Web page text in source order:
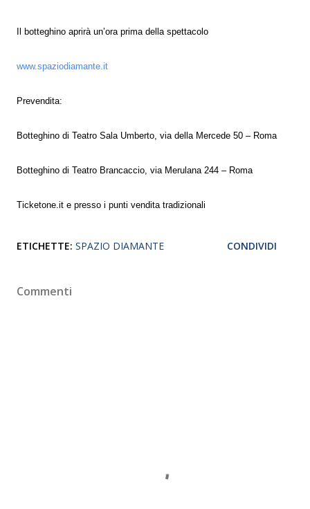
Il botteghino aprirà un’ora prima della spettacolo
www.spaziodiamante.it
Prevendita:
Botteghino di Teatro Sala Umberto, via della Mercede 50 – Roma
Botteghino di Teatro Brancaccio, via Merulana 244 – Roma
Ticketone.it e presso i punti vendita tradizionali
ETICHETTE: SPAZIO DIAMANTE CONDIVIDI
Commenti